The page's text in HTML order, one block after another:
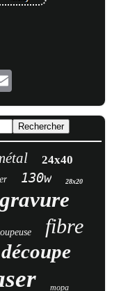
24x40
130w 28x20
gravure
fibre
découpe
mopa